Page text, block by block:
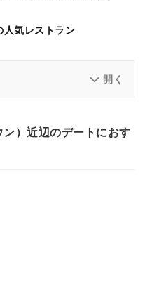
人気レストラン
）近辺のデートにおす